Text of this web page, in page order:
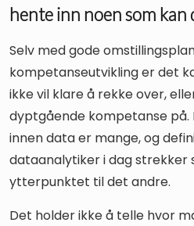
hente inn noen som kan
Selv med gode
kompetanseutvikling er det
ikke vil klare å rekke over,
dyptgående kompetanse
innen data er mange, og
dataanalytiker i dag strekker
ytterpunktet til det andre.
Det holder ikke å telle hvor